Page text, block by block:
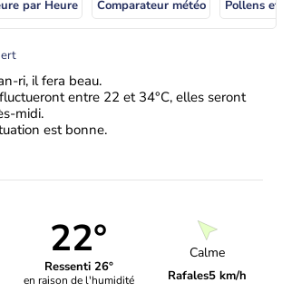
par Heure Comparateur météo Pollens
ri, il fera beau.
entre 22 et 34°C, elles seront
midi.
est bonne.
22°
Ressenti 26°
en raison de l'humidité
Calme
Rafales5 km/h